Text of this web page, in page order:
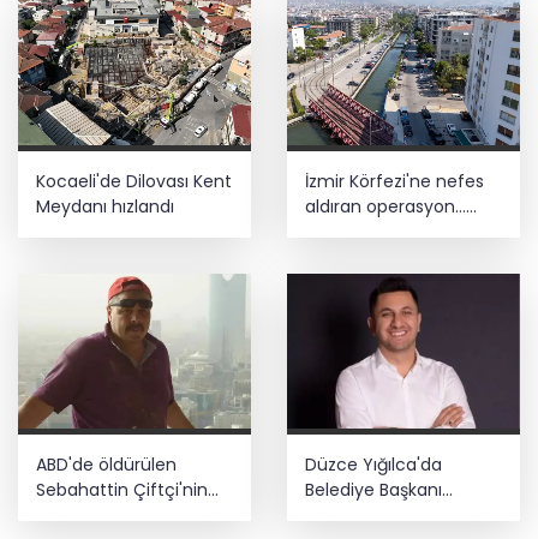
Kocaeli'de Dilovası Kent
Meydanı hızlandı
İzmir Körfezi'ne nefes
aldıran operasyon...
Manda ve Bostanlı
ABD'de öldürülen
Sebahattin Çiftçi'nin
eşinden adalet çağrısı:
Düzce Yığılca'da
Belediye Başkanı
Selami Savaş'a bir kapı